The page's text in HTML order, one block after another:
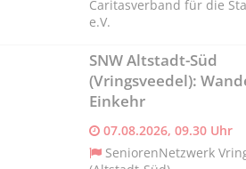
Caritasverband für die
e.V.
SNW Altstadt-Süd
(Vringsveedel):
Einkehr
07.08.2026, 09.30 Uhr
SeniorenNetzwerk